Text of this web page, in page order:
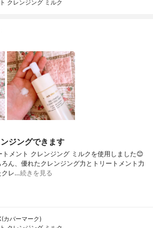
クレンジング ミルク
ジングできます
トメント クレンジング ミルクを使用しました😊
ん、優れたクレンジング力とトリートメント力
クレ…続きを見る
カバーマーク)